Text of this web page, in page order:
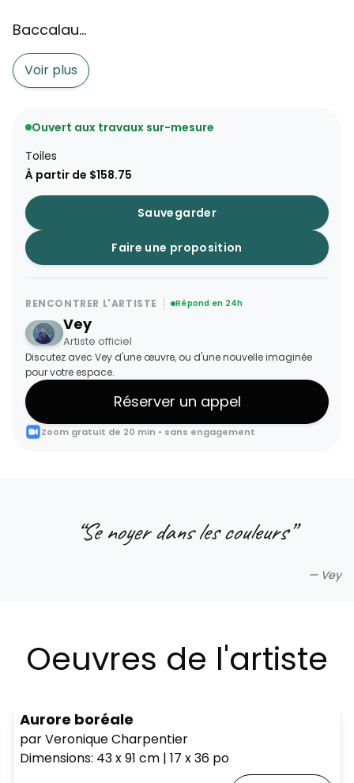
Baccalau...
Voir plus
Ouvert aux travaux sur-mesure
Toiles
À partir de $158.75
Sauvegarder
Faire une proposition
RENCONTRER L'ARTISTE Répond en 24h
Vey
Artiste officiel
Discutez avec Vey d'une œuvre, ou d'une nouvelle imaginée
pour votre espace.
Réserver un appel
Zoom gratuit de 20 min • sans engagement
Se noyer dans les couleurs”
— Vey
Oeuvres de l'artiste
Aurore boréale
par Veronique Charpentier
Dimensions: 43 x 91 cm | 17 x 36 po